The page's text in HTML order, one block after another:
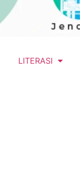
LITERASI